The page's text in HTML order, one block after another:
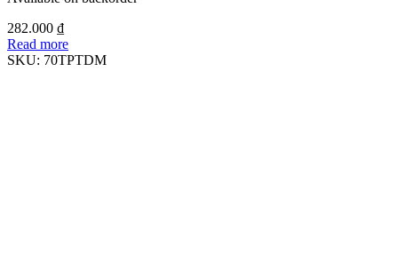
282.000 ₫
Read more
SKU: 70TPTDM